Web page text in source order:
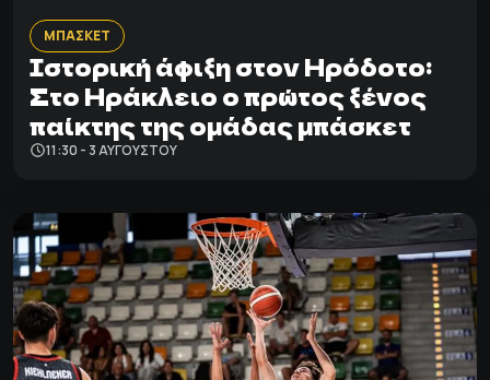
ΜΠΑΣΚΕΤ
Ιστορική άφιξη στον Ηρόδοτο:
Στο Ηράκλειο ο πρώτος ξένος
παίκτης της ομάδας μπάσκετ
11:30 - 3 ΑΥΓΟΎΣΤΟΥ